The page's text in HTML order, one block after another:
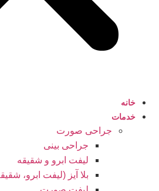
خانه
خدمات
جراحی صورت
جراحی بینی
لیفت ابرو و شقیقه
بلا آیز (لیفت ابرو،